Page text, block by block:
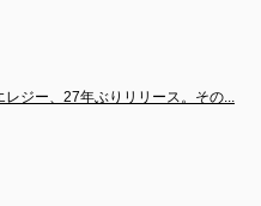
レジー、27年ぶりリリース。その...